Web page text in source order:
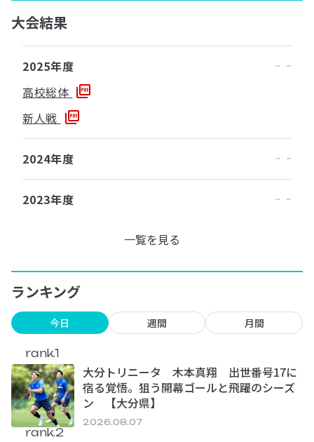
大会結果
2025年度
高校総体
新人戦
2024年度
2023年度
一覧を見る
ランキング
今日 週間 月間
rank.1
大分トリニータ 木本真翔 出世番号17に
宿る覚悟。狙う開幕ゴールと飛躍のシーズ
ン 【大分県】
2026.08.07
rank.2